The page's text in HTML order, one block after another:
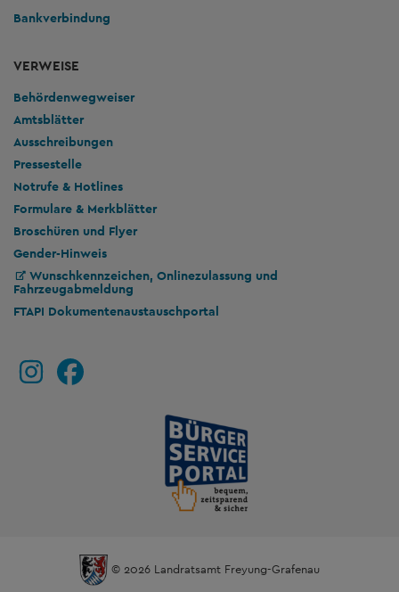
Bankverbindung
VERWEISE
Behördenwegweiser
Amtsblätter
Ausschreibungen
Pressestelle
Notrufe & Hotlines
Formulare & Merkblätter
Broschüren und Flyer
Gender-Hinweis
Wunschkennzeichen, Onlinezulassung und
Fahrzeugabmeldung
FTAPI Dokumentenaustauschportal
© 2026 Landratsamt Freyung-Grafenau